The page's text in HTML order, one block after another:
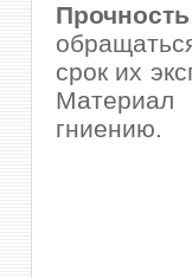
Прочность
срок их
Материал
гниению.